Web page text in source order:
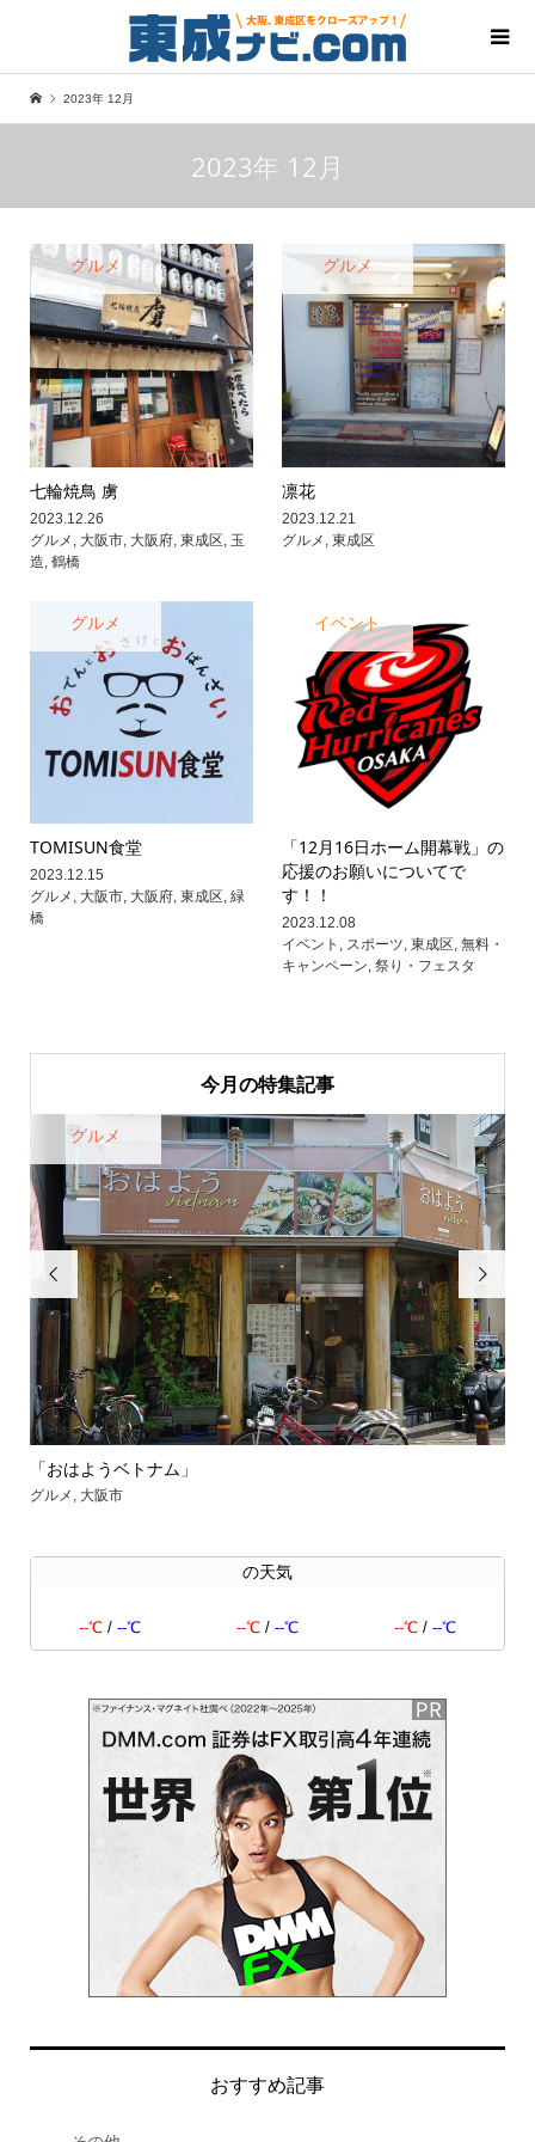
2023年 12月
2023年 12月
グルメ
七輪焼鳥 虜
2023.12.26
グルメ
大阪市, 大阪府, 東成区, 玉
造 鶴橋
グルメ
凛花
2023.12.21
グルメ ,東成区
グルメ
TOMISUN食堂
2023.12.15
グルメ , 大阪市, 大阪府, 東成区, 緑
橋
イベント
「12月16日ホーム開幕戦」の
応援のお願いについてで
す！！
2023.12.08
イベント , スポーツ,東成区,無料・
キャンペーン,祭り・フェスタ
今月の特集記事

「おはようベトナム」
グルメ , 大阪市
グルメ

の天気
--℃/ --℃ --℃/ --℃ --℃ /--℃
おすすめ記事